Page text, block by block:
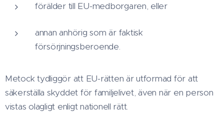
förälder till EU-medborgaren, eller
annan anhörig som är faktisk
försörjningsberoende.
Metock tydliggör att EU-rätten är utformad för att
säkerställa skyddet för familjelivet, även när en person
vistas olagligt enligt nationell rätt.